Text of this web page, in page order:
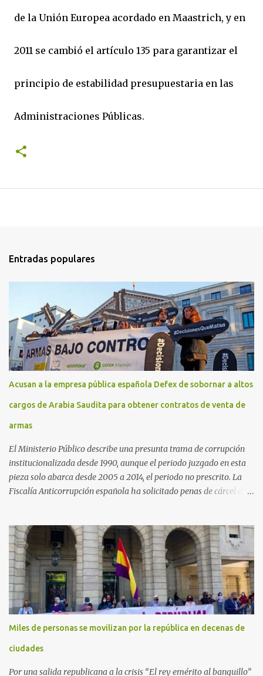
de la Unión Europea acordado en Maastrich, y en
2011 se cambió el artículo 135 para garantizar el
principio de estabilidad presupuestaria en las
Administraciones Públicas.
Entradas populares
Acusan a la empresa pública española Defex de sobornar a altos
cargos de Arabia Saudita para obtener contratos de venta de
armas
El Ministerio Público describe una presunta trama de corrupción
institucionalizada desde 1990, aunque el periodo juzgado en esta
pieza solo abarca desde 2005 a 2014, el periodo no prescrito. La
Fiscalía Anticorrupción española ha solicitado penas de cárcel de
Arabia Saudita a través de la empresa pública española Defex,
disuelta. El fiscal Conrado Saiz describe en su escrito de
conclusiones cómo la empresa pública Defex pagó comisiones
ilegales a diversas autoridades del régimen árabe entre 2005 y
2014, para obtener a cambio la materialización de los contratos. El
Ministerio Público lleva a cabo esta acusación en una de las piezas
separadas del llamado 'caso Defex', que investiga once ventas
ejecutadas en este periodo, y atribuye a José Ignacio Encinas
Charro, presidente de la compañía pública hasta 2013, los
Miles de personas se movilizan por la república en decenas de
ciudades
Por una salida republicana a la crisis “El rey emérito al banquillo”